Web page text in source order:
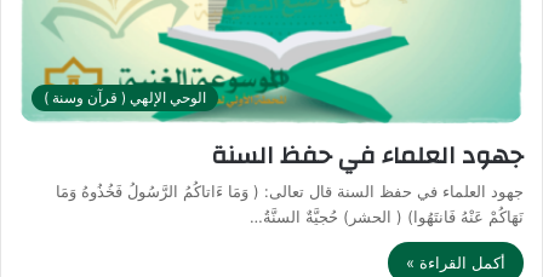
الوحي الإلهي ( قرآن وسنة )
جهود العلماء في حفظ السنة
جهود العلماء في حفظ السنة قال تعالى: ( وَمَا ءَاتاكُمُ الرَّسُولُ فَخُذُوهُ وَمَا
نَهَاكُمْ عَنْهُ فَانتَهُوا) ( الحشر) حُجيَّةٌ السنَّةُ…
أكمل القراءة »